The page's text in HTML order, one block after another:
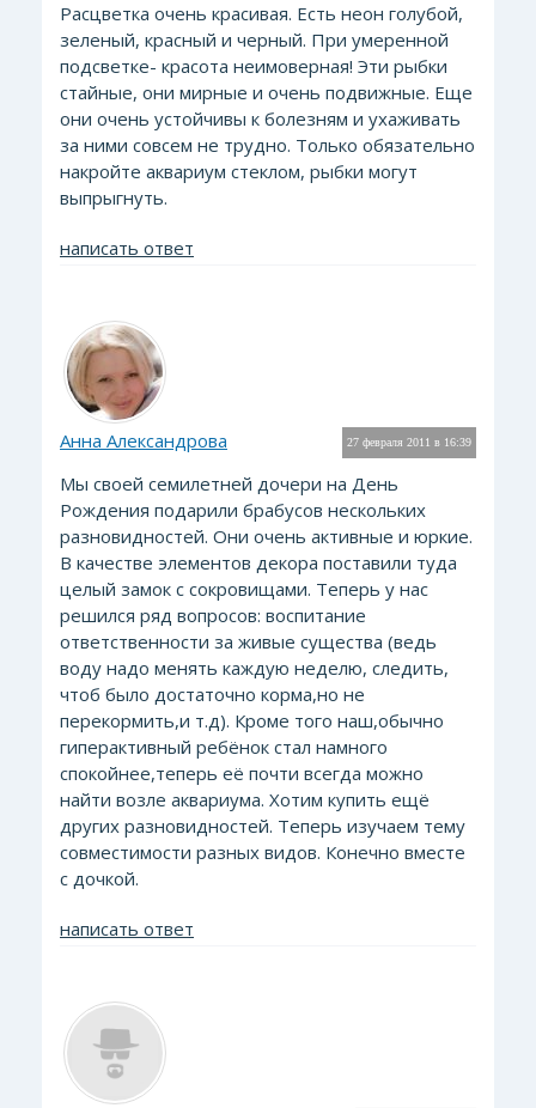
Расцветка очень красивая. Есть неон голубой,
зеленый, красный и черный. При умеренной
подсветке- красота неимоверная! Эти рыбки
стайные, они мирные и очень подвижные. Еще
они очень устойчивы к болезням и ухаживать
за ними совсем не трудно. Только обязательно
накройте аквариум стеклом, рыбки могут
выпрыгнуть.
написать ответ
27 февраля 2011 в 16:39
Анна Александрова
Мы своей семилетней дочери на День
Рождения подарили брабусов нескольких
разновидностей. Они очень активные и юркие.
В качестве элементов декора поставили туда
целый замок с сокровищами. Теперь у нас
решился ряд вопросов: воспитание
ответственности за живые существа (ведь
воду надо менять каждую неделю, следить,
чтоб было достаточно корма,но не
перекормить,и т.д). Кроме того наш,обычно
гиперактивный ребёнок стал намного
спокойнее,теперь её почти всегда можно
найти возле аквариума. Хотим купить ещё
других разновидностей. Теперь изучаем тему
совместимости разных видов. Конечно вместе
с дочкой.
написать ответ